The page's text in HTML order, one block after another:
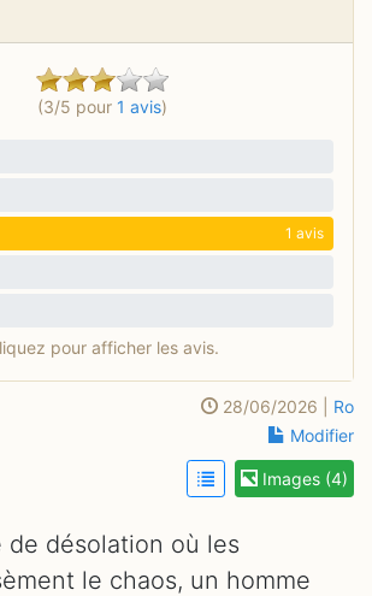
(3/5 pour 1 avis)
1 avis
pour afficher les avis.
28/06/2026 | Ro
Modifier
Images (4)
de désolation où les
le chaos, un homme